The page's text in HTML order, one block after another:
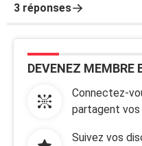
3 réponses
DEVENEZ MEMBRE
Connectez-
partagent
Suivez vos